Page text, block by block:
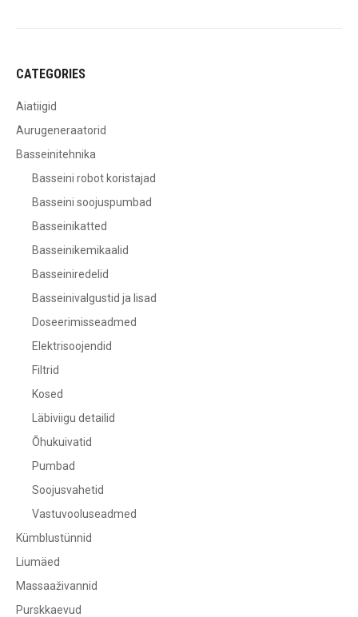
CATEGORIES
Aiatiigid
Aurugeneraatorid
Basseinitehnika
Basseini robot koristajad
Basseini soojuspumbad
Basseinikatted
Basseinikemikaalid
Basseiniredelid
Basseinivalgustid ja lisad
Doseerimisseadmed
Elektrisoojendid
Filtrid
Kosed
Läbiviigu detailid
Õhukuivatid
Pumbad
Soojusvahetid
Vastuvooluseadmed
Kümblustünnid
Liumäed
Massaaživannid
Purskkaevud